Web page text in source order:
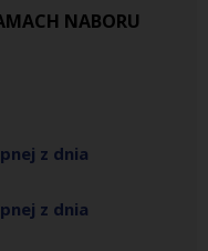
NABORU
z dnia
z dnia